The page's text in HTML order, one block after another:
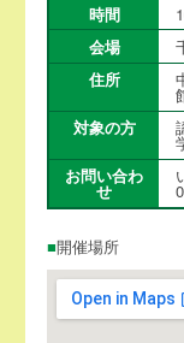
時間
会場
住所
対象の方
お問い合わ
せ
開催場所